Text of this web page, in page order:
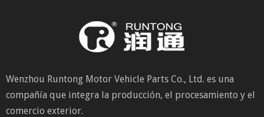
Wenzhou Runtong Motor Vehicle Parts Co., Ltd. es una
compañía que integra la producción, el procesamiento y el
comercio exterior.